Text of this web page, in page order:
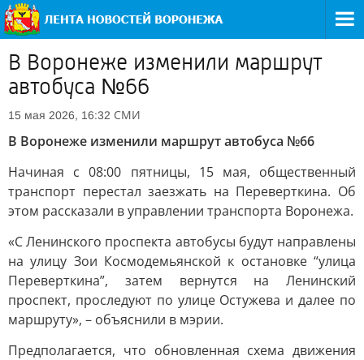
В Воронеже изменили маршрут
автобуса №66
15 мая 2026, 16:32 СМИ
В Воронеже изменили маршрут автобуса №66
Начиная с 08:00 пятницы, 15 мая, общественный
транспорт перестал заезжать на Переверткина. Об
этом рассказали в управлении транспорта Воронежа.
«С Ленинского проспекта автобусы будут направлены
на улицу Зои Космодемьянской к остановке “улица
Переверткина”, затем вернутся на Ленинский
проспект, проследуют по улице Остужева и далее по
маршруту», – объяснили в мэрии.
Предполагается, что обновленная схема движения